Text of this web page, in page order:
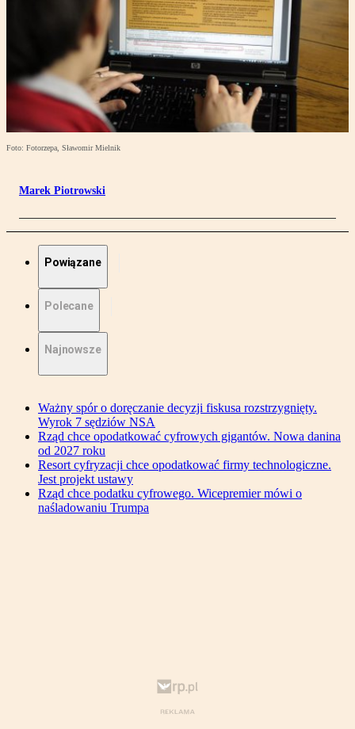
Foto: Fotorzepa, Sławomir Mielnik
Marek Piotrowski
Powiązane
Polecane
Najnowsze
Ważny spór o doręczanie decyzji fiskusa rozstrzygnięty.
Wyrok 7 sędziów NSA
Rząd chce opodatkować cyfrowych gigantów. Nowa danina
od 2027 roku
Resort cyfryzacji chce opodatkować firmy technologiczne.
Jest projekt ustawy
Rząd chce podatku cyfrowego. Wicepremier mówi o
naśladowaniu Trumpa